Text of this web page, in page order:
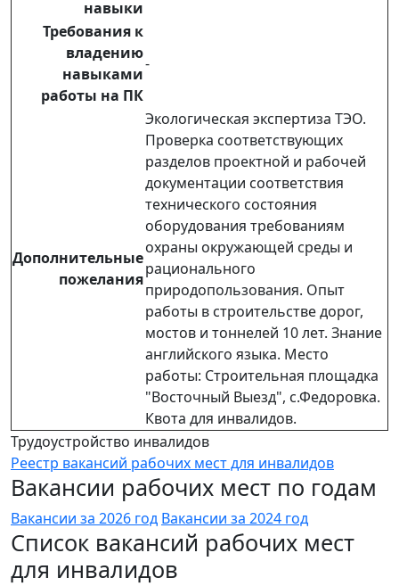
навыки
Требования к
владению
навыками
работы на ПК
-
Дополнительные
пожелания
Экологическая экспертиза ТЭО.
Проверка соответствующих
разделов проектной и рабочей
документации соответствия
технического состояния
оборудования требованиям
охраны окружающей среды и
рационального
природопользования. Опыт
работы в строительстве дорог,
мостов и тоннелей 10 лет. Знание
английского языка. Место
работы: Строительная площадка
"Восточный Выезд", с.Федоровка.
Квота для инвалидов.
Трудоустройство инвалидов
Реестр вакансий рабочих мест для инвалидов
Вакансии рабочих мест по годам
Вакансии за 2026 год Вакансии за 2024 год
Список вакансий рабочих мест
для инвалидов